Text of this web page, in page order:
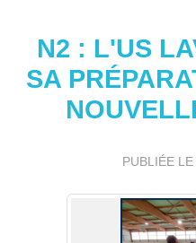
N2 : L'US
SA
PUBLIÉE LE